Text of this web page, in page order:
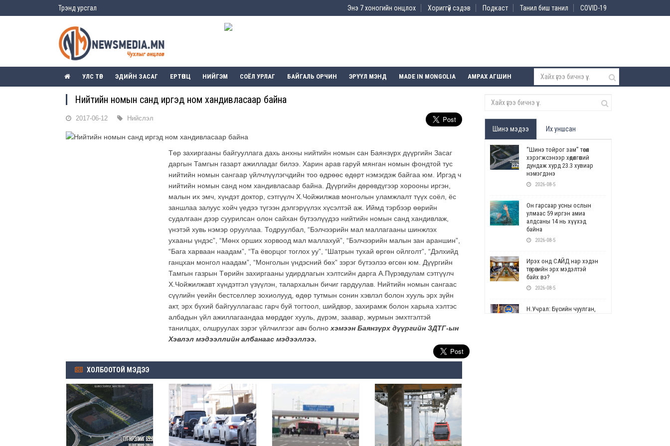
Трэнд урсгал Энэ 7 хоногийн онцлох Хориггүй сэдэв Подкаст Танил биш танил COVID-19
УЛС ТӨР ЭДИЙН ЗАСАГ ЕРТӨНЦ НИЙГЭМ СОЁЛ УРЛАГ БАЙГАЛЬ ОРЧИН ЭРҮҮЛ МЭНД MADE IN MONGOLIA АМРАХ АГШИН
Нийтийн номын санд иргэд ном хандивласаар байна
2017-06-12 Нийслэл
Төр захиргааны байгууллага дахь анхны нийтийн номын сан Баянзүрх дүүргийн Засаг
даргын Тамгын газарт ажилладаг билээ. Харин арав гаруй мянган номын фондтой тус
нийтийн номын сангаар үйлчлүүлэгчдийн тоо өдрөөс өдөрт нэмэгдэж байгаа юм. Иргэд ч
нийтийн номын санд ном хандивласаар байна. Дүүргийн дөрөвдүгээр хорооны иргэн,
малын их эмч, хүндэт доктор, сэтгүүлч Х.Чойжилжав монголын уламжлалт түүх соёл, ёс
заншлаа залуус хойч үедээ түгээн дэлгэрүүлэх хүсэлтэй аж. Иймд тэрбээр өөрийн
судалгаан дээр суурилсан олон сайхан бүтээлүүдээ нийтийн номын санд хандивлаж,
үнэтэй хувь нэмэр орууллаа. Тодруулбал, “Бэлчээрийн мал маллагааны шинжлэх
ухааны үндэс”, “Мөнх орших хорвоод мал маллахуй”, “Бэлчээрийн малын зан араншин”,
“Бага харваан наадам”, “Та ёворцог тоглох уу”, “Шатрын тухай өргөн ойлголт”, “Дэлхийд
ганцхан монгол наадам”, “Монголын үндэсний бөх” зэрэг бүтээлээ өгсөн юм. Дүүргийн
Тамгын газрын Төрийн захиргааны удирдлагын хэлтсийн дарга А.Пүрэвдулам сэтгүүлч
Х.Чойжилжавт хүндэтгэл үзүүлэн, талархалын бичиг гардуулав. Нийтийн номын сангаас
сүүлийн үеийн бестселлер зохиолууд, өдөр тутмын сонин хэвлэл болон хууль эрх зүйн
акт, эрх бүхий байгууллагаас гарч буй тогтоол, шийдвэр, захирамж болон харьяа хэлтэс
албадын үйл ажиллагаандаа мөрддөг хууль, дүрэм, заавар, журмын эмхтгэлтэй
танилцах, олшруулах зэрэг үйлчилгээг авч болнохэмээн Баянзүрх дүүргийн ЗДТГ-ын
Хэвлэл мэдээллийн албанаас мэдээллээ.
ХОЛБООТОЙ МЭДЭЭ
Шинэ мэдээ Их уншсан
“Шинэ тойрог зам” төсөл
хэрэгжсэнээр хөдөлгөөний
дундаж хурд 23.3 хувиар
нэмэгдэнэ
2026-08-5
Он гарсаар усны ослын
улмаас 59 иргэн амиа
алдсаны 14 нь хүүхэд
байна
2026-08-5
Ирэх онд САЙД нар хэдэн
төгрөгийн эрх мэдэлтэй
байх вэ?
2026-08-5
Н.Учрал: Бүсийн чуулган,